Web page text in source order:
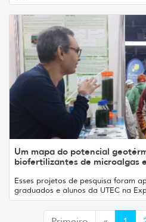
Um mapa do potencial
biofertilizantes de microalgas
Esses projetos de pesquisa foram
graduados e alunos da UTEC na